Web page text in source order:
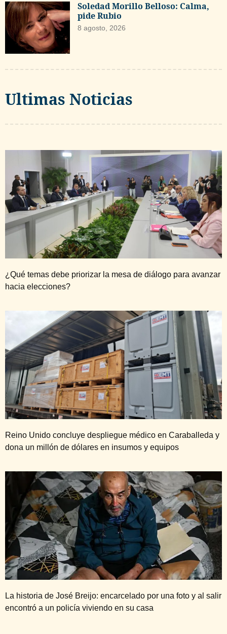
Soledad Morillo Belloso: Calma,
pide Rubio
8 agosto, 2026
Ultimas Noticias
¿Qué temas debe priorizar la mesa de diálogo para avanzar
hacia elecciones?
Reino Unido concluye despliegue médico en Caraballeda y
dona un millón de dólares en insumos y equipos
La historia de José Breijo: encarcelado por una foto y al salir
encontró a un policía viviendo en su casa